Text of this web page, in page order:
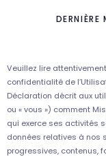
Veuillez lire
confidentialité de
Déclaration décrit aux
ou « vous ») comment
qui exerce ses activités
données relatives à nos
progressives, contenus,